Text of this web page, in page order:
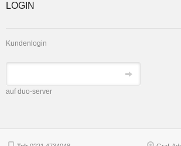
LOGIN
Kundenlogin
auf duo-server